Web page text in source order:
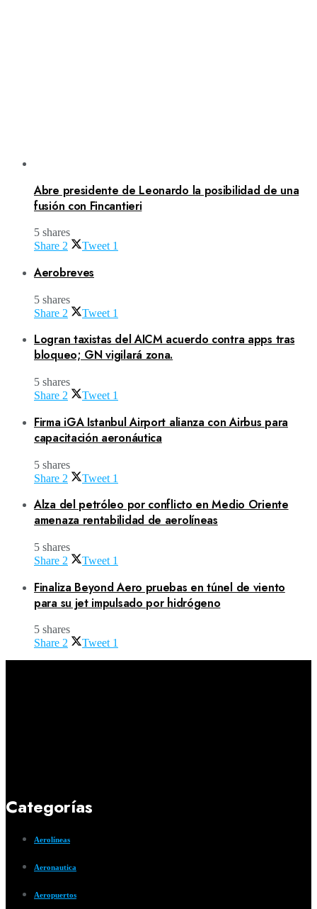
Abre presidente de Leonardo la posibilidad de una
fusión con Fincantieri
5 shares
Share 2 Tweet 1
Aerobreves
5 shares
Share 2 Tweet 1
Logran taxistas del AICM acuerdo contra apps tras
bloqueo; GN vigilará zona.
5 shares
Share 2 Tweet 1
Firma iGA Istanbul Airport alianza con Airbus para
capacitación aeronáutica
5 shares
Share 2 Tweet 1
Alza del petróleo por conflicto en Medio Oriente
amenaza rentabilidad de aerolíneas
5 shares
Share 2 Tweet 1
Finaliza Beyond Aero pruebas en túnel de viento
para su jet impulsado por hidrógeno
5 shares
Share 2 Tweet 1
Categorías
Aerolíneas
Aeronautica
Aeropuertos